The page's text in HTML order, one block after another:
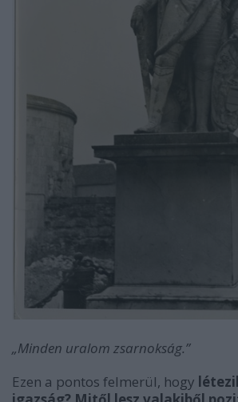
„Minden uralom zsarnokság.”
Ezen a pontos felmerül, hogy